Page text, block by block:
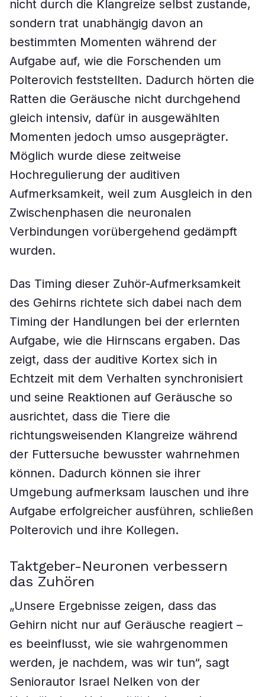
nicht durch die Klangreize selbst zustande,
sondern trat unabhängig davon an
bestimmten Momenten während der
Aufgabe auf, wie die Forschenden um
Polterovich feststellten. Dadurch hörten die
Ratten die Geräusche nicht durchgehend
gleich intensiv, dafür in ausgewählten
Momenten jedoch umso ausgeprägter.
Möglich wurde diese zeitweise
Hochregulierung der auditiven
Aufmerksamkeit, weil zum Ausgleich in den
Zwischenphasen die neuronalen
Verbindungen vorübergehend gedämpft
wurden.
Das Timing dieser Zuhör-Aufmerksamkeit
des Gehirns richtete sich dabei nach dem
Timing der Handlungen bei der erlernten
Aufgabe, wie die Hirnscans ergaben. Das
zeigt, dass der auditive Kortex sich in
Echtzeit mit dem Verhalten synchronisiert
und seine Reaktionen auf Geräusche so
ausrichtet, dass die Tiere die
richtungsweisenden Klangreize während
der Futtersuche bewusster wahrnehmen
können. Dadurch können sie ihrer
Umgebung aufmerksam lauschen und ihre
Aufgabe erfolgreicher ausführen, schließen
Polterovich und ihre Kollegen.
Taktgeber-Neuronen verbessern
das Zuhören
„Unsere Ergebnisse zeigen, dass das
Gehirn nicht nur auf Geräusche reagiert –
es beeinflusst, wie sie wahrgenommen
werden, je nachdem, was wir tun“, sagt
Seniorautor Israel Nelken von der